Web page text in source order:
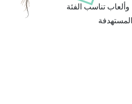
وألعاب تناسب الفئة
المستهدفة